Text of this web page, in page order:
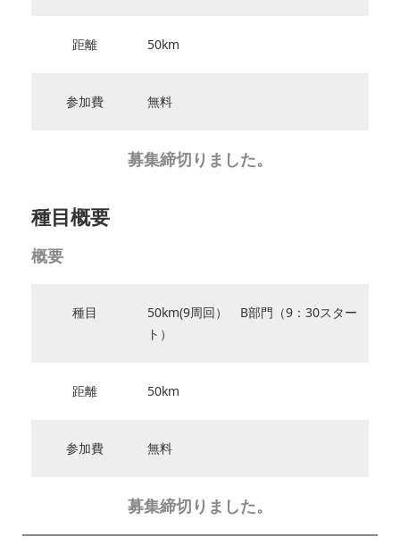
距離 50km
参加費 無料
募集締切りました。
種目概要
概要
種目
50km(9周回） B部門（9：30スター
ト）
距離 50km
参加費 無料
募集締切りました。